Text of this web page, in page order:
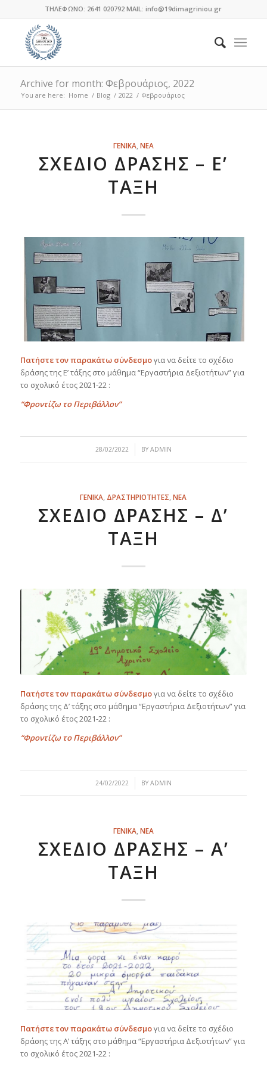
ΤΗΛΕΦΩΝΟ: 2641 020792 MAIL: info@19dimagriniou.gr
Archive for month: Φεβρουάριος, 2022
You are here: Home / Blog / 2022 / Φεβρουάριος
ΓΕΝΙΚΑ, ΝΕΑ
ΣΧΈΔΙΟ ΔΡΆΣΗΣ – Ε’
ΤΆΞΗ
Πατήστε τον παρακάτω σύνδεσμογια να δείτε το σχέδιο
δράσης της Ε’ τάξης στο μάθημα “Εργαστήρια Δεξιοτήτων” για
το σχολικό έτος 2021-22 :
“Φροντίζω το Περιβάλλον”
28/02/2022
/ BY ADMIN
ΓΕΝΙΚΑ ΔΡΑΣΤΗΡΙΟΤΗΤΕΣ ,ΝΕΑ
ΣΧΈΔΙΟ ΔΡΆΣΗΣ – Δ’
ΤΆΞΗ
Πατήστε τον παρακάτω σύνδεσμογια να δείτε το σχέδιο
δράσης της Δ’ τάξης στο μάθημα “Εργαστήρια Δεξιοτήτων” για
το σχολικό έτος 2021-22 :
“Φροντίζω το Περιβάλλον”
24/02/2022
/ BY ADMIN
ΓΕΝΙΚΑ, ΝΕΑ
ΣΧΈΔΙΟ ΔΡΆΣΗΣ – Α’
ΤΆΞΗ
Πατήστε τον παρακάτω σύνδεσμογια να δείτε το σχέδιο
δράσης της Α’ τάξης στο μάθημα “Εργαστήρια Δεξιοτήτων” για
το σχολικό έτος 2021-22 :